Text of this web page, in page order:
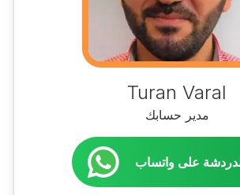
Turan Varal
مدير حسابك
على واتساب